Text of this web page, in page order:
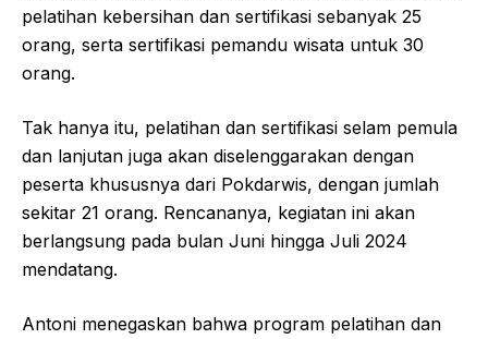
pelatihan kebersihan dan sertifikasi sebanyak 25
orang, serta sertifikasi pemandu wisata untuk 30
orang.
Tak hanya itu, pelatihan dan sertifikasi selam pemula
dan lanjutan juga akan diselenggarakan dengan
peserta khususnya dari Pokdarwis, dengan jumlah
sekitar 21 orang. Rencananya, kegiatan ini akan
berlangsung pada bulan Juni hingga Juli 2024
mendatang.
Antoni menegaskan bahwa program pelatihan dan